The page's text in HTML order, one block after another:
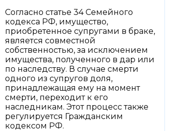
Согласно статье 34 Семейного
кодекса РФ, имущество,
приобретенное супругами в браке,
является совместной
собственностью, за исключением
имущества, полученного в дар или
по наследству. В случае смерти
одного из супругов доля,
принадлежащая ему на момент
смерти, переходит к его
наследникам. Этот процесс также
регулируется Гражданским
кодексом РФ.